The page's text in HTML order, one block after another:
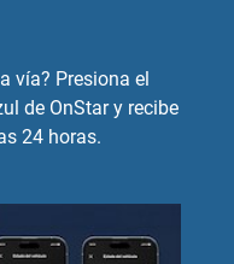
vía? Presiona el
de OnStar y recibe
24 horas.